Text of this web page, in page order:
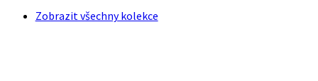
Zobrazit všechny kolekce